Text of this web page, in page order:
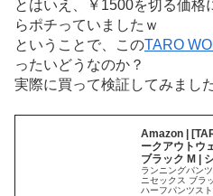
とはいえ、￥1500を切る価格
らポチっていましたｗ
ということで、このTARO
ったいどうなのか？
実際に買って検証してみました
Amazon |
ークアウトウ
ブラック M |
ランニングパン
ニセックス ブラ
ハーフパンツス